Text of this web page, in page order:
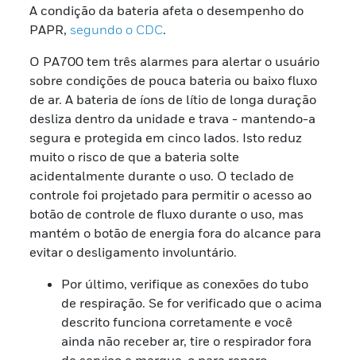
A condição da bateria afeta o desempenho do
PAPR, segundo o CDC.
O PA700 tem três alarmes para alertar o usuário
sobre condições de pouca bateria ou baixo fluxo
de ar. A bateria de íons de lítio de longa duração
desliza dentro da unidade e trava - mantendo-a
segura e protegida em cinco lados. Isto reduz
muito o risco de que a bateria solte
acidentalmente durante o uso. O teclado de
controle foi projetado para permitir o acesso ao
botão de controle de fluxo durante o uso, mas
mantém o botão de energia fora do alcance para
evitar o desligamento involuntário.
Por último, verifique as conexões do tubo
de respiração. Se for verificado que o acima
descrito funciona corretamente e você
ainda não receber ar, tire o respirador fora